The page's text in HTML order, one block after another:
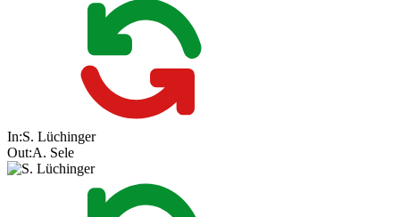
In:S. Lüchinger
Out:A. Sele